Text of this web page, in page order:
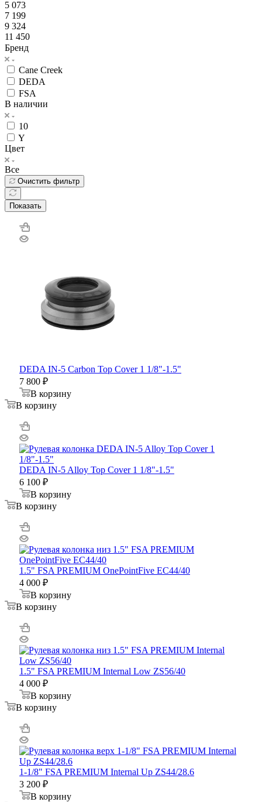
5 073
7 199
9 324
11 450
Бренд
Cane Creek
DEDA
FSA
В наличии
10
Y
Цвет
Все
Очистить фильтр
Показать
DEDA IN-5 Carbon Top Cover 1 1/8"-1.5"
7 800 ₽
В корзину
В корзину
DEDA IN-5 Alloy Top Cover 1 1/8"-1.5"
6 100 ₽
В корзину
В корзину
1.5" FSA PREMIUM OnePointFive EC44/40
4 000 ₽
В корзину
В корзину
1.5" FSA PREMIUM Internal Low ZS56/40
4 000 ₽
В корзину
В корзину
1-1/8" FSA PREMIUM Internal Up ZS44/28.6
3 200 ₽
В корзину